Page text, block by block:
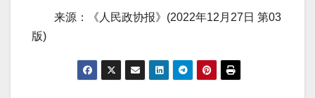
来源：《人民政协报》(2022年12月27日 第03
版)